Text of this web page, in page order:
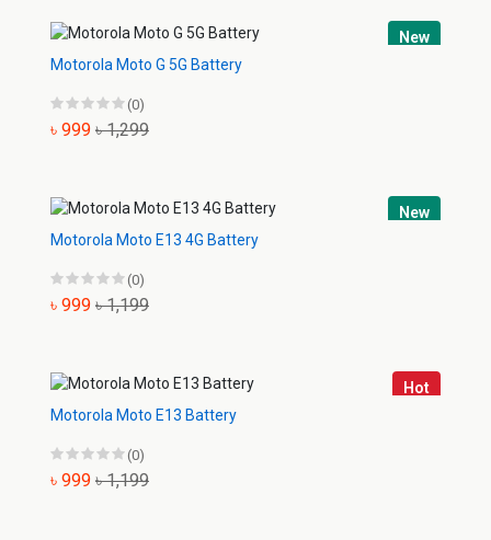
New
Motorola Moto G 5G Battery
(0)
৳ 999 ৳ 1,299
New
Motorola Moto E13 4G Battery
(0)
৳ 999 ৳ 1,199
Hot
Motorola Moto E13 Battery
(0)
৳ 999 ৳ 1,199